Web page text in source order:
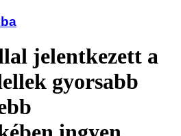
jelentkezett a
gyorsabb